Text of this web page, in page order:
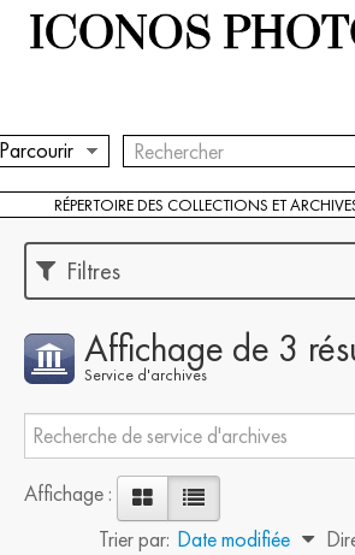
RÉPERTOIRE DES COLLECTIONS ET
Filtres
Affichage de 3
Service d'archives
Affichage :
Trier par: Date modifiée